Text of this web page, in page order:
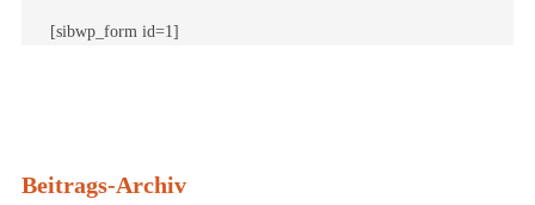
[sibwp_form id=1]
Beitrags-Archiv